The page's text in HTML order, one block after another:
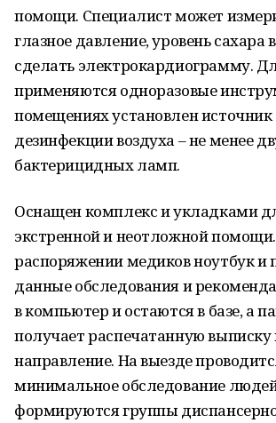
помощи. Специалист может
глазное давление, уровень сахара
сделать электрокардиограмму.
применяются одноразовые
помещениях установлен
дезинфекции воздуха – не менее
бактерицидных ламп.
Оснащен комплекс и укладками
экстренной и неотложной
распоряжении медиков ноутбук и
данные обследования и
в компьютер и остаются в базе, а
получает распечатанную
направление. На выезде
минимальное обследование
формируются группы